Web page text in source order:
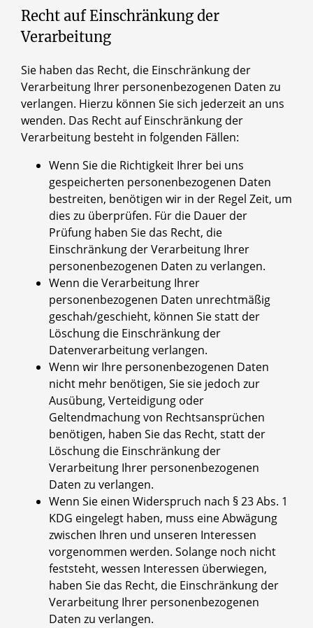
Recht auf Einschränkung der
Verarbeitung
Sie haben das Recht, die Einschränkung der
Verarbeitung Ihrer personenbezogenen Daten zu
verlangen. Hierzu können Sie sich jederzeit an uns
wenden. Das Recht auf Einschränkung der
Verarbeitung besteht in folgenden Fällen:
Wenn Sie die Richtigkeit Ihrer bei uns
gespeicherten personenbezogenen Daten
bestreiten, benötigen wir in der Regel Zeit, um
dies zu überprüfen. Für die Dauer der
Prüfung haben Sie das Recht, die
Einschränkung der Verarbeitung Ihrer
personenbezogenen Daten zu verlangen.
Wenn die Verarbeitung Ihrer
personenbezogenen Daten unrechtmäßig
geschah/geschieht, können Sie statt der
Löschung die Einschränkung der
Datenverarbeitung verlangen.
Wenn wir Ihre personenbezogenen Daten
nicht mehr benötigen, Sie sie jedoch zur
Ausübung, Verteidigung oder
Geltendmachung von Rechtsansprüchen
benötigen, haben Sie das Recht, statt der
Löschung die Einschränkung der
Verarbeitung Ihrer personenbezogenen
Daten zu verlangen.
Wenn Sie einen Widerspruch nach § 23 Abs. 1
KDG eingelegt haben, muss eine Abwägung
zwischen Ihren und unseren Interessen
vorgenommen werden. Solange noch nicht
feststeht, wessen Interessen überwiegen,
haben Sie das Recht, die Einschränkung der
Verarbeitung Ihrer personenbezogenen
Daten zu verlangen.